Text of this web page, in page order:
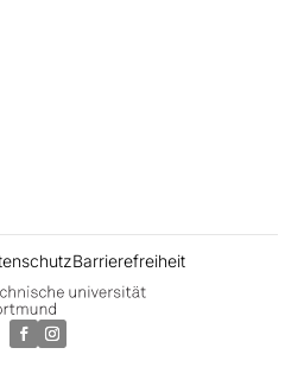
Barrierefreiheit